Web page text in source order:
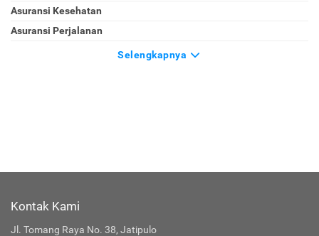
Asuransi Kesehatan
Asuransi Perjalanan
Selengkapnya
Kontak Kami
Jl. Tomang Raya No. 38, Jatipulo